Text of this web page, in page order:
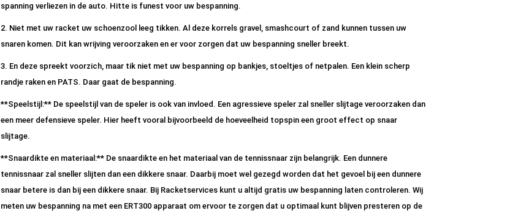
spanning verliezen in de auto. Hitte is funest voor uw bespanning.
2. Niet met uw racket uw schoenzool leeg tikken. Al deze korrels gravel, smashcourt of zand kunnen tussen uw
snaren komen. Dit kan wrijving veroorzaken en er voor zorgen dat uw bespanning sneller breekt.
3. En deze spreekt voorzich, maar tik niet met uw bespanning op bankjes, stoeltjes of netpalen. Een klein scherp
randje raken en PATS. Daar gaat de bespanning.
**Speelstijl:** De speelstijl van de speler is ook van invloed. Een agressieve speler zal sneller slijtage veroorzaken dan
een meer defensieve speler. Hier heeft vooral bijvoorbeeld de hoeveelheid topspin een groot effect op snaar
slijtage.
**Snaardikte en materiaal:** De snaardikte en het materiaal van de tennissnaar zijn belangrijk. Een dunnere
tennissnaar zal sneller slijten dan een dikkere snaar. Daarbij moet wel gezegd worden dat het gevoel bij een dunnere
snaar betere is dan bij een dikkere snaar. Bij Racketservices kunt u altijd gratis uw bespanning laten controleren. Wij
meten uw bespanning na met een ERT300 apparaat om ervoor te zorgen dat u optimaal kunt blijven presteren op de